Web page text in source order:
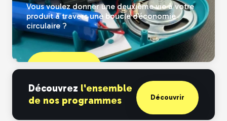
Vous voulez donner une deuxième vie à votre
produit à travers une boucle d’économie
circulaire ?
En savoir plus
Découvrez l'ensemble
de nos programmes
Découvrir